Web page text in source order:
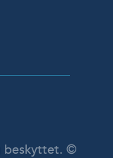
beskyttet. ©